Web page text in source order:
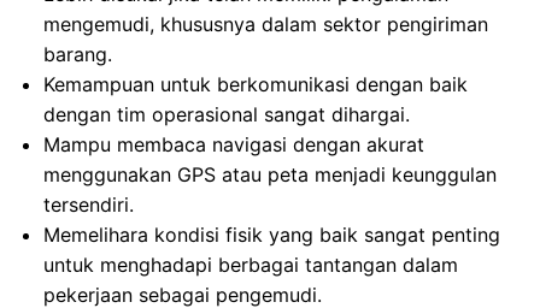
mengemudi, khususnya dalam sektor pengiriman
barang.
Kemampuan untuk berkomunikasi dengan baik
dengan tim operasional sangat dihargai.
Mampu membaca navigasi dengan akurat
menggunakan GPS atau peta menjadi keunggulan
tersendiri.
Memelihara kondisi fisik yang baik sangat penting
untuk menghadapi berbagai tantangan dalam
pekerjaan sebagai pengemudi.